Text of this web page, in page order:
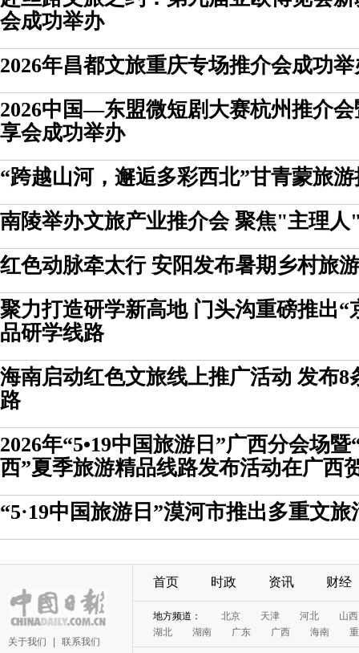
会成功举办
2026年昌都文旅重庆专场推介会成功举
2026中国—东盟微短剧大赛杭州推介
享会成功举办
“跨越山河，邂逅多彩西北”甘青蒙旅
南陵举办文旅产业推介会 聚焦"主理人
红色动脉牵太行 安阳发布暑期乡村旅
聚力打造研学新高地 门头沟重磅推出“
品研学线路
海南启动红色文旅线上推广活动 发布8
路
2026年“5•19中国旅游日”广西分会场
西”夏季旅游精品线路发布活动在广西
“5·19中国旅游日”漠河市推出多重文
关于我们 联系我们
首页 时政 资讯 财经
地方频道： 北京 天津 河北
山西
湖北
湖南 广东 广西 海南